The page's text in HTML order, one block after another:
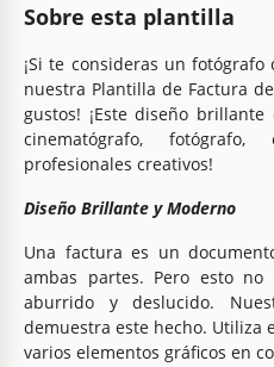
Sobre esta plantilla
¡Si te consideras un
nuestra Plantilla de Factura
gustos! ¡Este diseño
cinematógrafo,
profesionales creativos!
Diseño Brillante y Moderno
Una factura es un
ambas partes. Pero esto
aburrido y deslucido.
demuestra este hecho. Utiliza
varios elementos gráficos en